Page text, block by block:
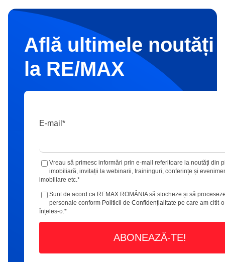
Află ultimele noutăți
la RE/MAX
E-mail *
Vreau să primesc informări prin e-mail referitoare la noutăți din
imobiliară, invitații la webinarii, traininguri, conferințe și
imobiliare etc. *
Sunt de acord ca REMAX ROMÂNIA să stocheze și să
personale conform Politicii de Confidențialitate pe care am citit-
înțeles-o. *